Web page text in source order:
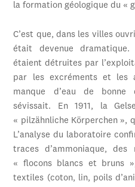
la formation géologique du «
C’est que, dans les villes
était devenue dramatique.
étaient détruites par
par les excréments et les
manque d’eau de
sévissait. En 1911, la
« pilzähnliche Körperchen »,
L’analyse du laboratoire
traces d’ammoniaque,
« flocons blancs et bruns
textiles (coton, lin, poils